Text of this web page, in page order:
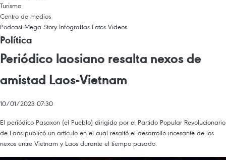
Turismo
Centro de medios
Podcast Mega Story Infografías Fotos Videos
Política
Periódico laosiano resalta nexos de
amistad Laos-Vietnam
10/01/2023 07:30
El periódico Pasaxon (el Pueblo) dirigido por el Partido Popular Revolucionario
de Laos publicó un artículo en el cual resaltó el desarrollo incesante de los
nexos entre Vietnam y Laos durante el tiempo pasado.